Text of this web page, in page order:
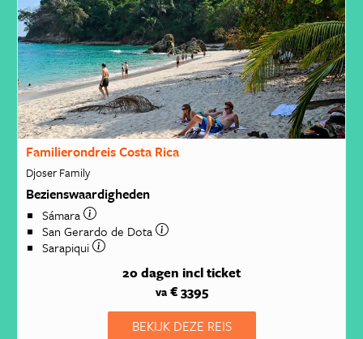
Familierondreis Costa Rica
Djoser Family
Bezienswaardigheden
Sámara
San Gerardo de Dota
Sarapiqui
20 dagen incl ticket
va€ 3395
BEKIJK DEZE REIS